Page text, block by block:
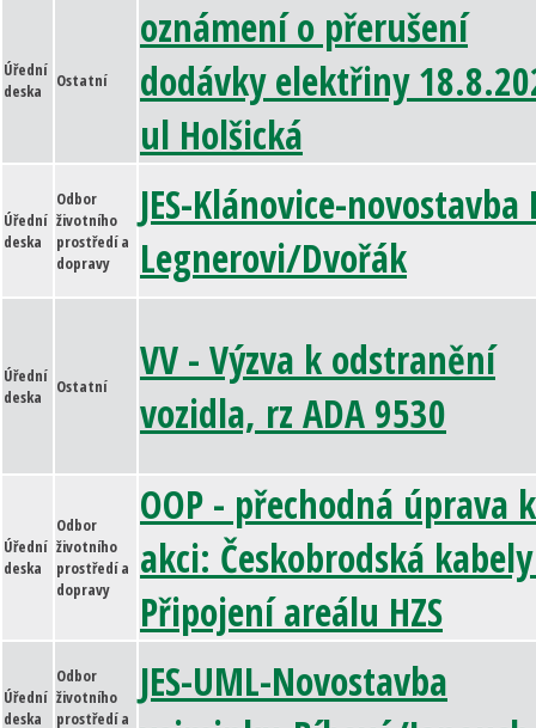
Úřední
deska
Ostatní
oznámení o přerušení
dodávky elektřiny
ul Holšická
Úřední
deska
Odbor
životního
prostředí a
dopravy
JES-Klánovice-novostavba
Legnerovi/Dvořák
Úřední
deska
Ostatní
VV - Výzva k odstranění
vozidla, rz ADA 9530
Úřední
deska
Odbor
životního
prostředí a
dopravy
OOP - přechodná úprava k
akci: Českobrodská
Připojení areálu HZS
Úřední
deska
Odbor
životního
prostředí a
JES-UML-Novostavba